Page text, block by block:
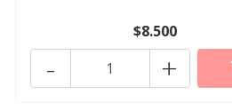
$8.500
+
-